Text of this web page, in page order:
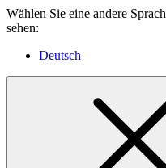
Wählen Sie eine andere
sehen:
Deutsch